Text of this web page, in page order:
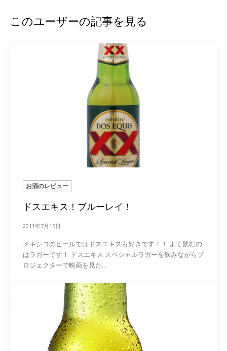
このユーザーの記事を見る
お酒のレビュー
ドスエキス！ブルーレイ！
2011年7月15日
メキシコのビールではドスエキスも好きです！！ よく飲むの
はラガーです！ ドスエキス スペシャルラガーを飲みながらプ
ロジェクターで映画を見た...